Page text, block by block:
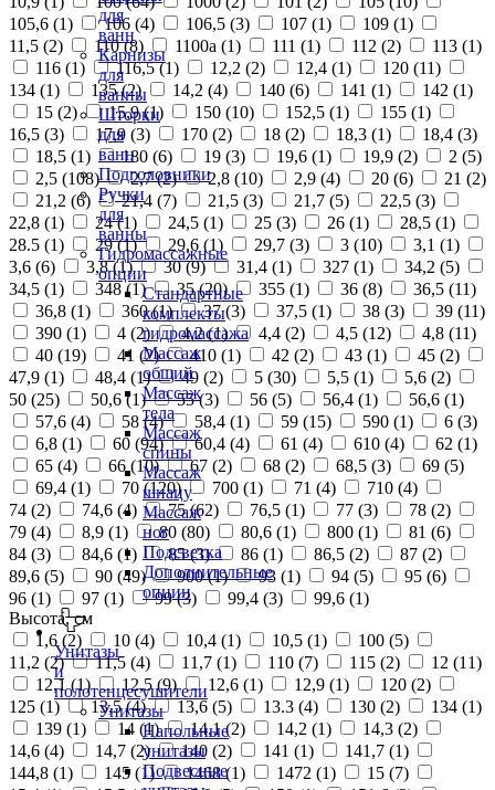
для
ванн
Карнизы
для
ванны
Шторки
для
ванн
Подголовники
Ручки
для
ванны
Гидромассажные
опции
Стандартные
комплекты
гидромассажа
Массаж
общий
Массаж
тела
Массаж
спины
Массаж
шиацу
Массаж
ног
Подсветка
Дополнительные
опции
Унитазы
и
полотенцесушители
Унитазы
Напольные
унитазы
Подвесные
105,6 (1) 106 (4) 106,5 (3) 107 (1) 109 (1)
11,5 (2) 110 (8) 1100а (1) 111 (1) 112 (2) 113 (1)
116 (1) 116,5 (1) 12,2 (2) 12,4 (1) 120 (11)
134 (1) 135 (2) 14,2 (4) 140 (6) 141 (1) 142 (1)
15 (2) 15,9 (1) 150 (10) 152,5 (1) 155 (1)
16,5 (3) 17,9 (3) 170 (2) 18 (2) 18,3 (1) 18,4 (3)
18,5 (1) 180 (6) 19 (3) 19,6 (1) 19,9 (2) 2 (5)
2,5 (108) 2,7 (2) 2,8 (10) 2,9 (4) 20 (6) 21 (2)
21,2 (6) 21,4 (7) 21,5 (3) 21,7 (5) 22,5 (3)
22,8 (1) 24 (1) 24,5 (1) 25 (3) 26 (1) 28,5 (1)
28.5 (1) 29 (1) 29,6 (1) 29,7 (3) 3 (10) 3,1 (1)
3,6 (6) 3,8 (1) 30 (9) 31,4 (1) 327 (1) 34,2 (5)
34,5 (1) 348 (1) 35 (20) 355 (1) 36 (8) 36,5 (11)
36,8 (1) 360 (1) 37 (3) 37,5 (1) 38 (3) 39 (11)
390 (1) 4 (2) 4,2 (1) 4,4 (2) 4,5 (12) 4,8 (11)
40 (19) 41 (2) 410 (1) 42 (2) 43 (1) 45 (2)
47,9 (1) 48,4 (1) 49 (2) 5 (30) 5,5 (1) 5,6 (2)
50 (25) 50,6 (1) 55 (3) 56 (5) 56,4 (1) 56,6 (1)
57,6 (4) 58 (4) 58,4 (1) 59 (15) 590 (1) 6 (3)
6,8 (1) 60 (94) 60,4 (4) 61 (4) 610 (4) 62 (1)
65 (4) 66 (10) 67 (2) 68 (2) 68,5 (3) 69 (5)
69,4 (1) 70 (120) 700 (1) 71 (4) 710 (4)
74 (2) 74,6 (4) 75 (62) 76,5 (1) 77 (3) 78 (2)
79 (4) 8,9 (1) 80 (80) 80,6 (1) 800 (1) 81 (6)
84 (3) 84,6 (1) 85 (3) 86 (1) 86,5 (2) 87 (2)
89,6 (5) 90 (49) 900 (1) 93 (1) 94 (5) 95 (6)
96 (1) 97 (1) 99 (3) 99,4 (3) 99,6 (1)
Высота, см
1,6 (2) 10 (4) 10,4 (1) 10,5 (1) 100 (5)
11,2 (2) 11,5 (4) 11,7 (1) 110 (7) 115 (2) 12 (11)
12,1 (1) 12,5 (9) 12,6 (1) 12,9 (1) 120 (2)
125 (1) 13,5 (4) 13,6 (5) 13.3 (4) 130 (2) 134 (1)
139 (1) 14 (1) 14,1 (2) 14,2 (1) 14,3 (2)
14,6 (4) 14,7 (2) 140 (2) 141 (1) 141,7 (1)
144,8 (1) 145 (1) 1468 (1) 1472 (1) 15 (7)